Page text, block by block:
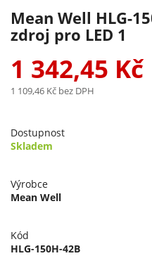
Mean Well HLG-
zdroj pro LED 1
1 342,45 Kč
1 109,46 Kč bez DPH
Dostupnost
Skladem
Výrobce
Mean Well
Kód
HLG-150H-42B